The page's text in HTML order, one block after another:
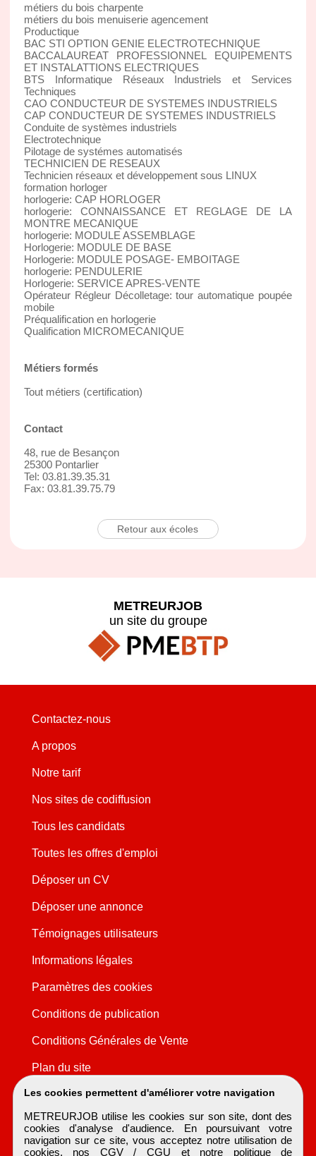
métiers du bois charpente
métiers du bois menuiserie agencement
Productique
BAC STI OPTION GENIE ELECTROTECHNIQUE
BACCALAUREAT PROFESSIONNEL EQUIPEMENTS
ET INSTALATTIONS ELECTRIQUES
BTS Informatique Réseaux Industriels et Services
Techniques
CAO CONDUCTEUR DE SYSTEMES INDUSTRIELS
CAP CONDUCTEUR DE SYSTEMES INDUSTRIELS
Conduite de systèmes industriels
Electrotechnique
Pilotage de systémes automatisés
TECHNICIEN DE RESEAUX
Technicien réseaux et développement sous LINUX
formation horloger
horlogerie: CAP HORLOGER
horlogerie: CONNAISSANCE ET REGLAGE DE LA
MONTRE MECANIQUE
horlogerie: MODULE ASSEMBLAGE
Horlogerie: MODULE DE BASE
Horlogerie: MODULE POSAGE- EMBOITAGE
horlogerie: PENDULERIE
Horlogerie: SERVICE APRES-VENTE
Opérateur Régleur Décolletage: tour automatique poupée
mobile
Préqualification en horlogerie
Qualification MICROMECANIQUE
Métiers formés
Tout métiers (certification)
Contact
48, rue de Besançon
25300 Pontarlier
Tel: 03.81.39.35.31
Fax: 03.81.39.75.79
Retour aux écoles
Les cookies permettent d'améliorer votre navigation
METREURJOB utilise les cookies sur son site, dont des
cookies d'analyse d'audience. En poursuivant votre
navigation sur ce site, vous acceptez notre utilisation de
cookies, nos CGV / CGU et notre politique de
METREURJOB
un site du groupe
Contactez-nous
A propos
Notre tarif
Nos sites de codiffusion
Tous les candidats
Toutes les offres d'emploi
Déposer un CV
Déposer une annonce
Témoignages utilisateurs
Informations légales
Paramètres des cookies
Conditions de publication
Conditions Générales de Vente
Plan du site